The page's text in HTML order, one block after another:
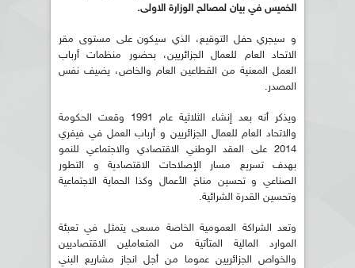
الخميس في بيان لمصالح الوزارة الاولى.
و سيجري حفل التوقيع، الذي سيكون على مستوى مقر
الاتحاد العام للعمال الجزائريين، بحضور منظمات أرباب
العمل المعنية من القطاعين العام والخاص، يضيف نفس
المصدر.
ويذكر أنه بعد إنشاء الثلاثية عام 1991 وقعت الحكومة
والاتحاد العام للعمال الجزائريين و أرباب العمل في فيفري
2014 على العقد الوطني الاقتصادي والاجتماعي للنمو
بهدف تسريع مسار الإصلاحات الاقتصادية و التطور
الصناعي و تحسين مناخ الأعمال وكذا الحماية الاجتماعية
وتحسين القدرة الشرائية.
وتعد الشراكة العمومية الخاصة مسعى يتمثل في تعبئة
الموارد المالية المتأتية من المتعاملين الاقتصاديين
والخواص الجزائريين عموما من أجل انجاز مشاريع البني